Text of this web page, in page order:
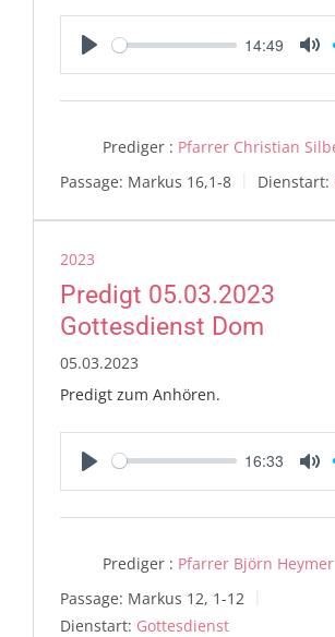
Play
14:49
Prediger : Pfarrer Christian
Passage: Markus 16,1-8 Dienstart:
2023
Predigt 05.03.2023
Gottesdienst Dom
05.03.2023
Predigt zum Anhören.
Play
16:33
Prediger : Pfarrer Björn Heymer
Passage: Markus 12, 1-12
Dienstart: Gottesdienst